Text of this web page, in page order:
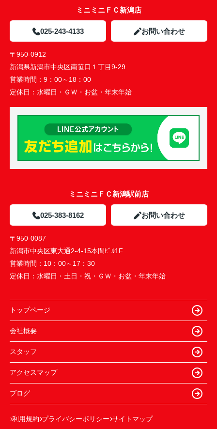
ミニミニＦＣ新潟店
025-243-4133 お問い合わせ
〒950-0912
新潟県新潟市中央区南笹口１丁目9-29
営業時間： 9：00～18：00
定休日： 水曜日・ＧＷ・お盆・年末年始
ミニミニＦＣ新潟駅前店
025-383-8162 お問い合わせ
〒950-0087
新潟市中央区東大通2-4-15本間ﾋﾞﾙ1F
営業時間： 10：00～17：30
定休日： 水曜日・土日・祝・ＧＷ・お盆・年末年始
トップページ
会社概要
スタッフ
アクセスマップ
ブログ
利用規約 プライバシーポリシー サイトマップ